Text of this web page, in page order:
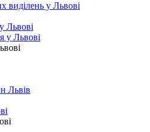
виділень у Львові
Львові
у Львові
Львів